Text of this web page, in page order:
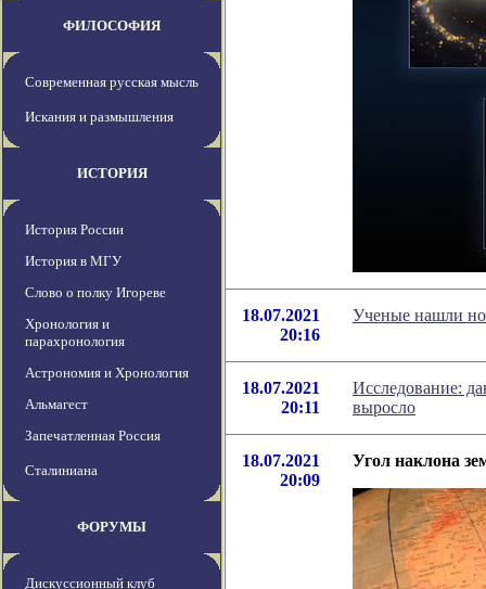
ФИЛОСОФИЯ
Современная русская мысль
Искания и размышления
ИСТОРИЯ
История России
История в МГУ
Слово о полку Игореве
Хронология и
парахронология
Астрономия и Хронология
Альмагест
Запечатленная Россия
Сталиниана
ФОРУМЫ
Дискуссионный клуб
18.07.2021
20:16
Ученые нашли
18.07.2021
20:11
Исследование:
выросло
18.07.2021
20:09
Угол наклона